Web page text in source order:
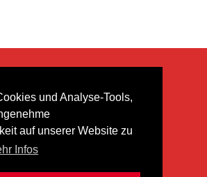
und Analyse-Tools,
auf unserer Website zu
Infos